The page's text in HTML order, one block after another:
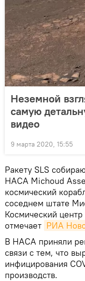
Неземной
самую
видео
9 марта 2020, 15:55
Ракету SLS
НАСА Michoud
космический
соседнем штате
Космический
отмечает РИА
В НАСА приняли
связи с тем, что
инфицирования
производств.